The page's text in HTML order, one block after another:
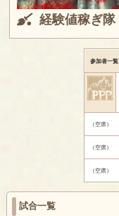
経験値稼ぎ隊
参加者一覧
（空席）
（空席）
（空席）
試合一覧